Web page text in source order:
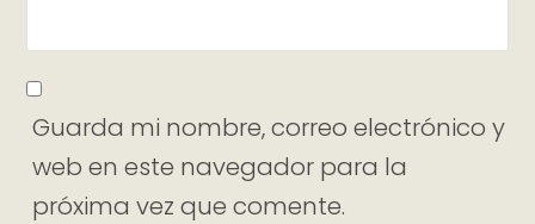
Guarda mi nombre, correo electrónico y
web en este navegador para la
próxima vez que comente.